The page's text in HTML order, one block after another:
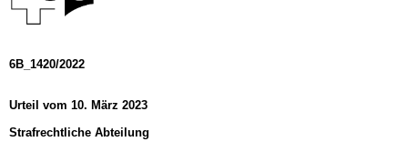
6B_1420/2022
Urteil vom 10. März 2023
Strafrechtliche Abteilung